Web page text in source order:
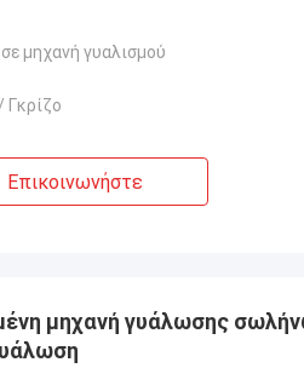
μηχανή γυαλισμού
Γκρίζο
Επικοινωνήστε
μηχανή γυάλωσης